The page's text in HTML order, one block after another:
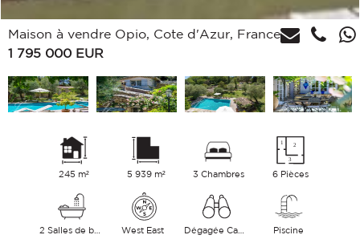
Maison à vendre Opio, Cote d'Azur, France
1 795 000 EUR
245 m² 5 939 m² 3 Chambres 6 Pièces
West East Piscine